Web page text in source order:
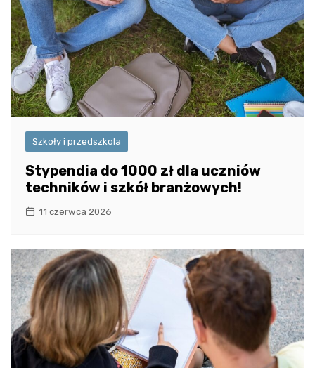
Szkoły i przedszkola
Stypendia do 1000 zł dla uczniów
techników i szkół branżowych!
11 czerwca 2026